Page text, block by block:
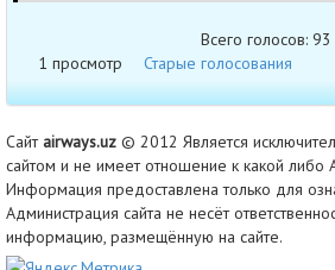
Всего голосов: 93
1 просмотр
Старые голосования
Сайтairways.uz © 2012 Является
сайтом и не имеет отношение к какой либо
Информация предоставлена только для
Администрация сайта не несёт
информацию, размещённую на сайте.